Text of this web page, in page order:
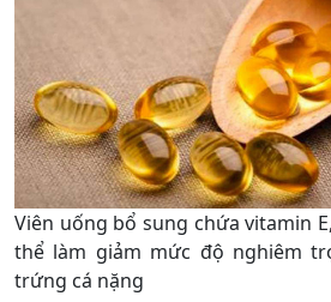
Viên uống bổ sung chứa vitamin
thể làm giảm mức độ nghiêm
trứng cá nặng